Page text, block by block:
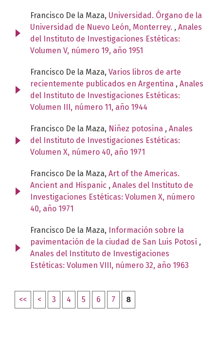
Francisco De la Maza, Universidad. Órgano de la
Universidad de Nuevo León, Monterrey. , Anales
del Instituto de Investigaciones Estéticas:
Volumen V, número 19, año 1951
Francisco De la Maza, Varios libros de arte
recientemente publicados en Argentina , Anales
del Instituto de Investigaciones Estéticas:
Volumen III, número 11, año 1944
Francisco De la Maza, Niñez potosina , Anales
del Instituto de Investigaciones Estéticas:
Volumen X, número 40, año 1971
Francisco De la Maza, Art of the Americas.
Ancient and Hispanic , Anales del Instituto de
Investigaciones Estéticas: Volumen X, número
40, año 1971
Francisco De la Maza, Información sobre la
pavimentación de la ciudad de San Luis Potosí ,
Anales del Instituto de Investigaciones
Estéticas: Volumen VIII, número 32, año 1963
<< < 3 4 5 6 7 8